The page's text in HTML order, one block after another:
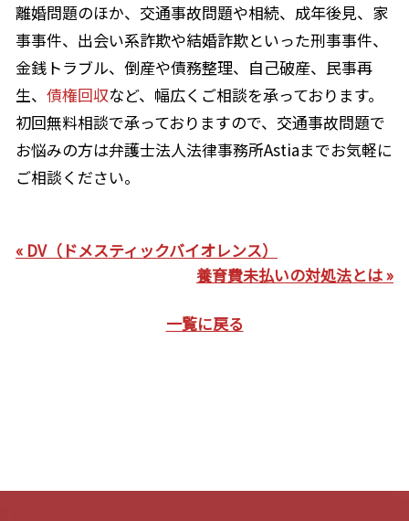
離婚問題のほか、交通事故問題や相続、成年後見、家
事事件、出会い系詐欺や結婚詐欺といった刑事事件、
金銭トラブル、倒産や債務整理、自己破産、民事再
生、 債権回収など、幅広くご相談を承っております。
初回無料相談で承っておりますので、交通事故問題で
お悩みの方は弁護士法人法律事務所Astiaまでお気軽に
ご相談ください。
« DV（ドメスティックバイオレンス）
養育費未払いの対処法とは »
一覧に戻る